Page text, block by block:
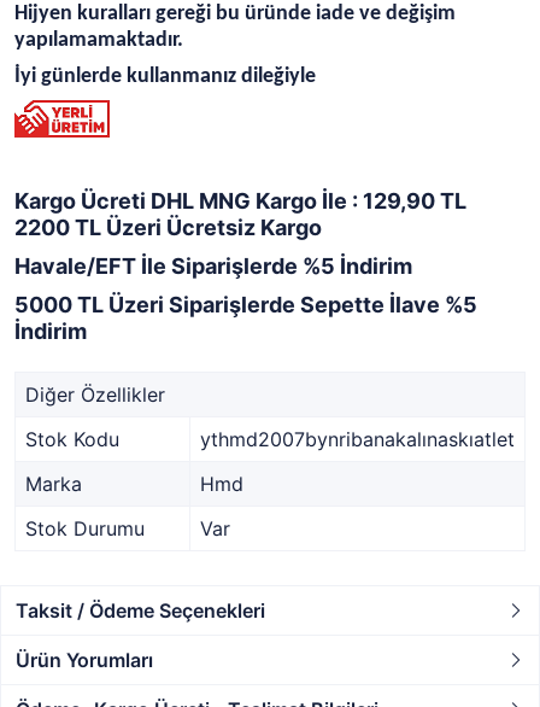
Hijyen kuralları gereği bu üründe iade ve değişim
yapılamamaktadır.
İyi günlerde kullanmanız dileğiyle
Kargo Ücreti DHL MNG Kargo İle : 129,90 TL
2200 TL Üzeri Ücretsiz Kargo
Havale/EFT İle Siparişlerde %5 İndirim
5000 TL Üzeri Siparişlerde Sepette İlave %5
İndirim
Diğer Özellikler
Stok Kodu
ythmd2007bynribanakalınaskıatlet
Marka
Hmd
Stok Durumu
Var
Taksit / Ödeme Seçenekleri
Ürün Yorumları